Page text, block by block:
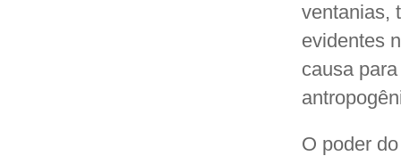
ventanias,
evidentes
causa
O poder